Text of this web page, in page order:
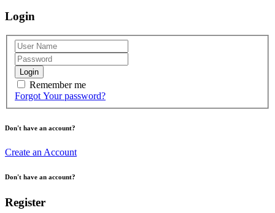
Login
Login
Remember me
Forgot Your password?
Don't have an account?
Create an Account
Don't have an account?
Register